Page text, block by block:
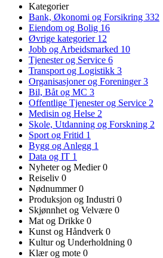
Kategorier
Bank, Økonomi og Forsikring 332
Eiendom og Bolig 16
Øvrige kategorier 12
Jobb og Arbeidsmarked 10
Tjenester og Service 6
Transport og Logistikk 3
Organisasjoner og Foreninger3
Bil, Båt og MC 3
Offentlige Tjenester og Service 2
Medisin og Helse 2
Skole, Utdanning og Forskning 2
Sport og Fritid 1
Bygg og Anlegg 1
Data og IT 1
Nyheter og Medier0
Reiseliv 0
Nødnummer0
Produksjon og Industri 0
Skjønnhet og Velvære 0
Mat og Drikke 0
Kunst og Håndverk 0
Kultur og Underholdning 0
Klær og mote 0